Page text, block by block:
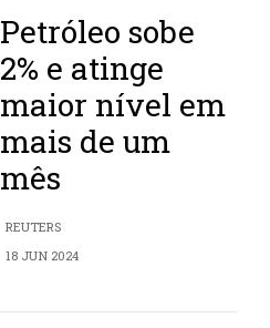
Petróleo sobe
2% e atinge
maior nível em
mais de um
mês
REUTERS
18 JUN 2024